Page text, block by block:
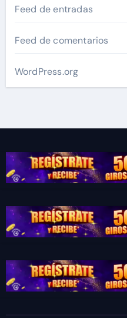
Feed de entradas
Feed de comentarios
WordPress.org